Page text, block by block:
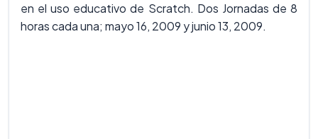
en el uso educativo de Scratch. Dos Jornadas de 8
horas cada una; mayo 16, 2009 y junio 13, 2009.